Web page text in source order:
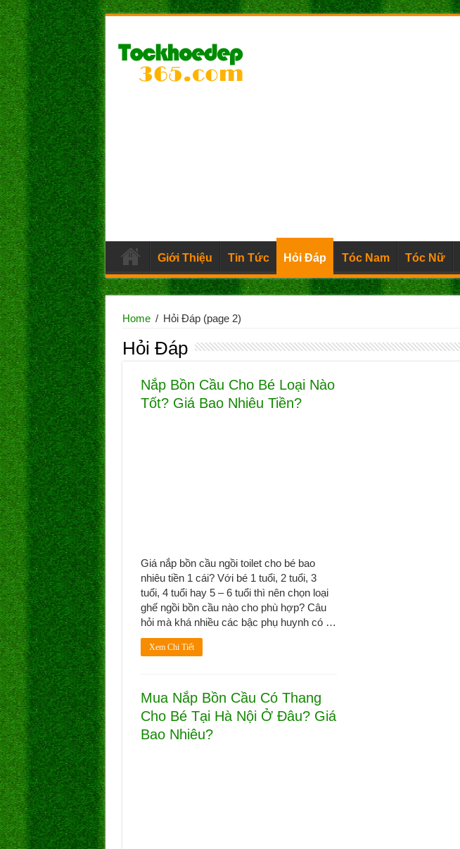
Giới Thiệu Tin Tức Hỏi Đáp Tóc Nam Tóc Nữ
Home / Hỏi Đáp(page 2)
Hỏi Đáp
Nắp Bồn Cầu Cho Bé Loại Nào
Tốt? Giá Bao Nhiêu Tiền?
Giá nắp bồn cầu ngồi toilet cho bé bao
nhiêu tiền 1 cái? Với bé 1 tuổi, 2 tuổi, 3
tuổi, 4 tuổi hay 5 – 6 tuổi thì nên chọn loại
ghế ngồi bồn cầu nào cho phù hợp? Câu
hỏi mà khá nhiều các bậc phụ huynh có …
Xem Chi Tiết
Mua Nắp Bồn Cầu Có Thang
Cho Bé Tại Hà Nội Ở Đâu? Giá
Bao Nhiêu?